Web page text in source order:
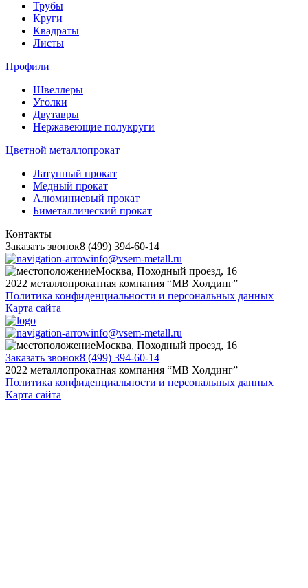
Трубы
Круги
Квадраты
Листы
Профили
Швеллеры
Уголки
Двутавры
Нержавеющие полукруги
Цветной металлопрокат
Латунный прокат
Медный прокат
Алюминиевый прокат
Биметаллический прокат
Контакты
Заказать звонок8 (499) 394-60-14
info@vsem-metall.ru
Москва, Походный проезд, 16
2022 металлопрокатная компания “MB Холдинг”
Политика конфиденциальности и персональных данных
Карта сайта
info@vsem-metall.ru
Москва, Походный проезд, 16
Заказать звонок8 (499) 394-60-14
2022 металлопрокатная компания “MB Холдинг”
Политика конфиденциальности и персональных данных
Карта сайта